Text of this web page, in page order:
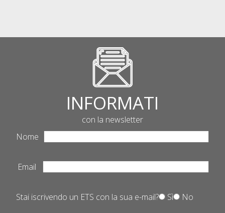
INFORMATI
con la newsletter
Nome
Email
Stai iscrivendo un ETS con la sua e-mail? Sì No